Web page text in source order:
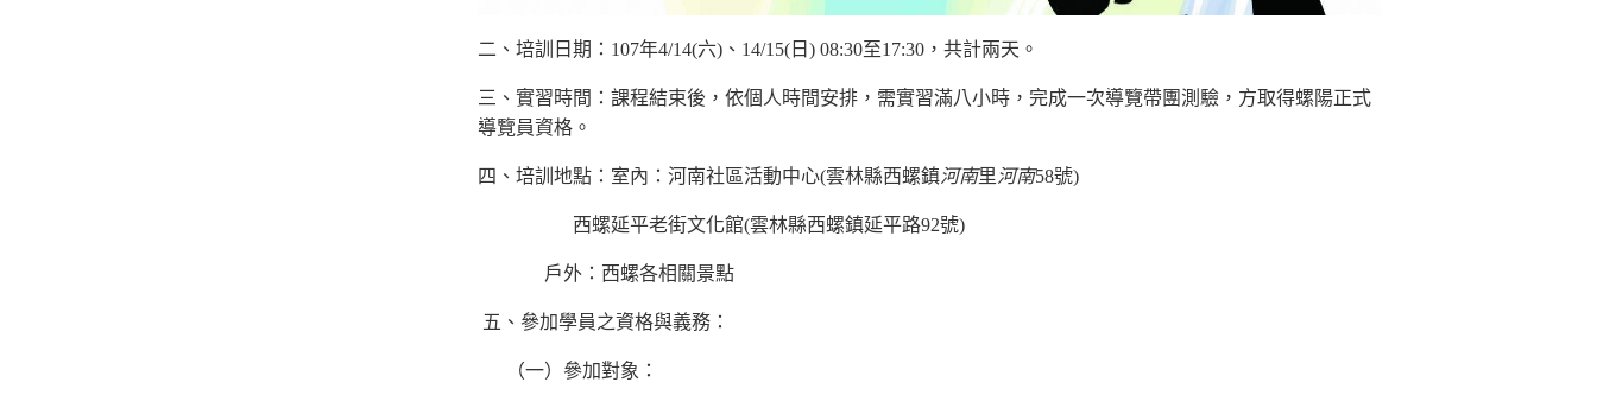
二、培訓日期：107年4/14(六)、14/15(日) 08:30至17:30，共計兩天。
三、實習時間：課程結束後，依個人時間安排，需實習滿八小時，完成一次導覽帶團測驗，方取得螺陽正式
導覽員資格。
四、培訓地點：室內：河南社區活動中心(雲林縣西螺鎮河南里河南58號)
西螺延平老街文化館(雲林縣西螺鎮延平路92號)
戶外：西螺各相關景點
五、參加學員之資格與義務：
（一）參加對象：